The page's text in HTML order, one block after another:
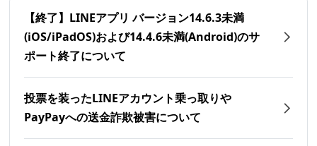
【終了】LINEアプリ バージョン14.6.3未満
(iOS/iPadOS)および14.4.6未満(Android)のサ
ポート終了について
投票を装ったLINEアカウント乗っ取りや
PayPayへの送金詐欺被害について